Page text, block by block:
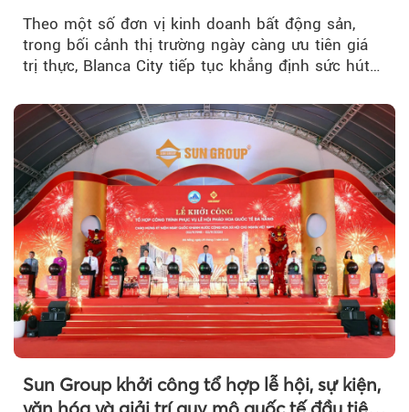
Theo một số đơn vị kinh doanh bất động sản,
trong bối cảnh thị trường ngày càng ưu tiên giá
trị thực, Blanca City tiếp tục khẳng định sức hút
Sun Group khởi công tổ hợp lễ hội, sự kiện,